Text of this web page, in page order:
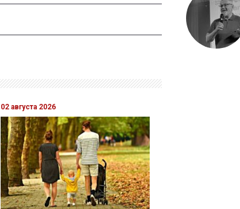
02 августа 2026